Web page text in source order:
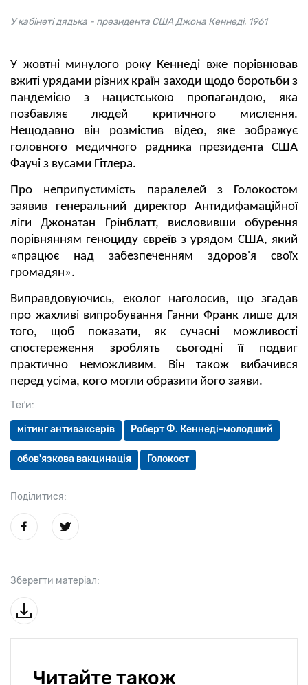
Теґи:
мітинг антиваксерів Роберт Ф. Кеннеді-молодший
обов'язкова вакцинація Голокост
Поділитися:
Зберегти матеріал:
У кабінеті дядька - президента США Джона Кеннеді, 1961
У жовтні минулого року Кеннеді вже порівнював
вжиті урядами різних країн заходи щодо боротьби з
пандемією з нацистською пропагандою, яка
позбавляє людей критичного мислення.
Нещодавно він розмістив відео, яке зображує
головного медичного радника президента США
Фаучі з вусами Гітлера.
Про неприпустимість паралелей з Голокостом
заявив генеральний директор Антидифамаційної
ліги Джонатан Грінблатт, висловивши обурення
порівнянням геноциду євреїв з урядом США, який
«працює над забезпеченням здоров'я своїх
громадян».
Виправдовуючись, еколог наголосив, що згадав
про жахливі випробування Ганни Франк лише для
того, щоб показати, як сучасні можливості
спостереження зроблять сьогодні її подвиг
практично неможливим. Він також вибачився
перед усіма, кого могли образити його заяви.
Читайте також